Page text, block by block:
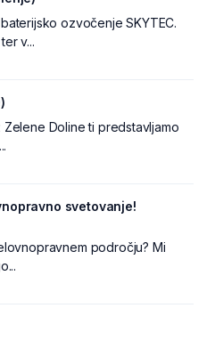
ozvočenje SKYTEC.
v...
Zelene Doline ti predstavljamo
svetovanje!
področju? Mi